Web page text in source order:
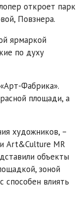
откроет парк
Повзнера.
ярмаркой
по духу
Фабрика».
площади, а
художников, –
Art&Culture MR
объекты
зоной
способен влиять